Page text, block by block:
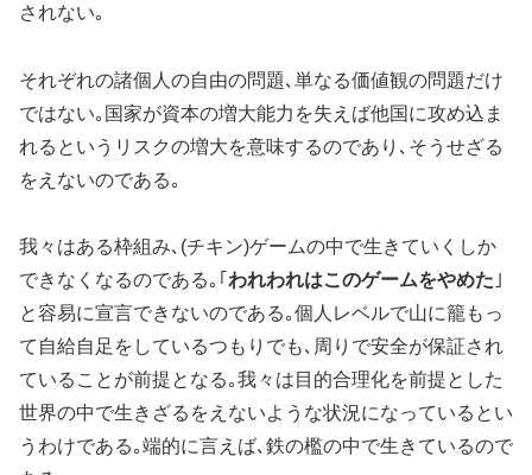
されない｡
それぞれの諸個人の自由の問題､単なる価値観の問題だけ
ではない｡国家が資本の増大能力を失えば他国に攻め込ま
れるというリスクの増大を意味するのであり､そうせざる
をえないのである｡
我々はある枠組み､(チキン)ゲームの中で生きていくしか
できなくなるのである｡｢ われわれはこのゲームをやめた ｣
と容易に宣言できないのである｡個人レベルで山に籠もっ
て自給自足をしているつもりでも､周りで安全が保証され
ていることが前提となる｡我々は目的合理化を前提とした
世界の中で生きざるをえないような状況になっているとい
うわけである｡端的に言えば､鉄の檻の中で生きているので